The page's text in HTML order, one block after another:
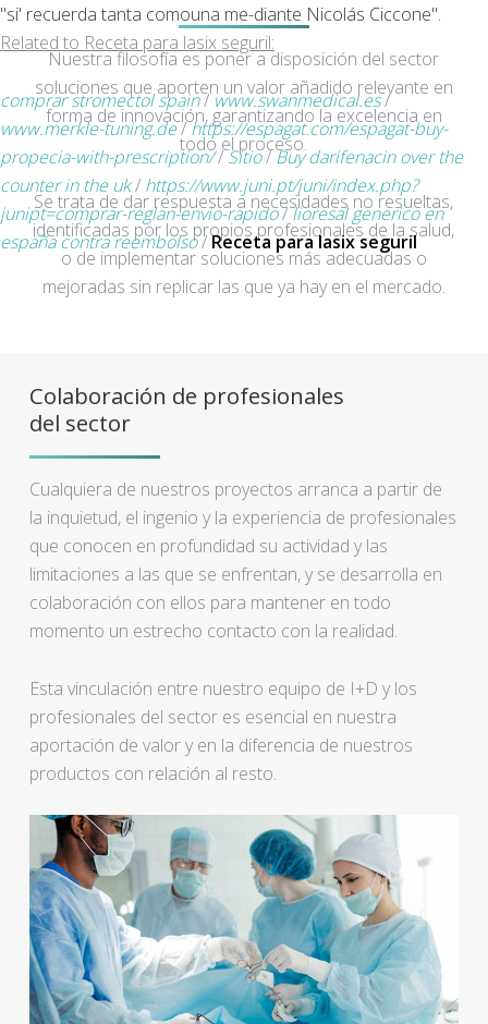
"si' recuerda tanta comouna me-diante Nicolás Ciccone".
Related to Receta para lasix seguril:
comprar stromectol spain/www.swanmedical.es/
www.merkle-tuning.de/https://espagat.com/espagat-buy-
propecia-with-prescription//Sitio/Buy darifenacin over the
counter in the uk/ https://www.juni.pt/juni/index.php?
junipt=comprar-reglan-envio-rapido/lioresal generico en
españa contra reembolso/Receta para lasix seguril
Nuestra filosofía es poner a disposición del sector
soluciones que aporten un valor añadido relevante en
forma de innovación, garantizando la excelencia en
todo el proceso.
Se trata de dar respuesta a necesidades no resueltas,
identificadas por los propios profesionales de la salud,
o de implementar soluciones más adecuadas o
mejoradas sin replicar las que ya hay en el mercado.
Colaboración de profesionales
del sector
Cualquiera de nuestros proyectos arranca a partir de
la inquietud, el ingenio y la experiencia de profesionales
que conocen en profundidad su actividad y las
limitaciones a las que se enfrentan, y se desarrolla en
colaboración con ellos para mantener en todo
momento un estrecho contacto con la realidad.
Esta vinculación entre nuestro equipo de I+D y los
profesionales del sector es esencial en nuestra
aportación de valor y en la diferencia de nuestros
productos con relación al resto.